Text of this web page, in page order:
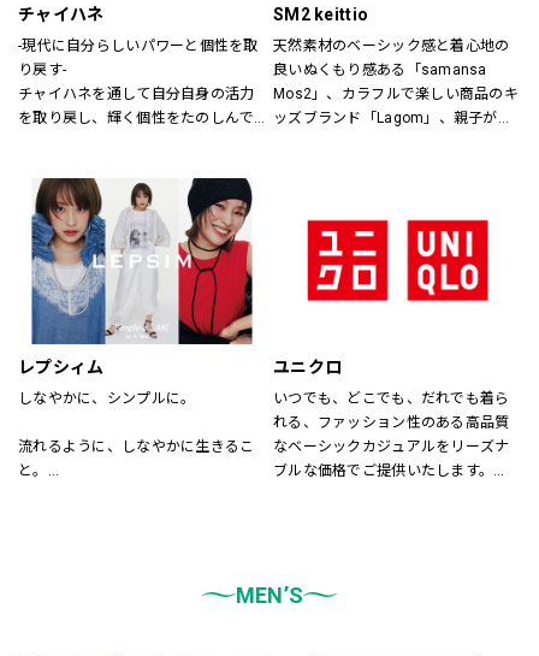
チャイハネ
-現代に自分らしいパワーと個性を取
り戻す-
チャイハネを通して自分自身の活力
を取り戻し、輝く個性をたのしんで
フスタイル提案や価値観の共有を計
り、現代生活において、必要な活気
を取り戻す力になりたいと考えてい
ます。
SM2 keittio
天然素材のベーシック感と着心地の
良いぬくもり感ある「samansa
Mos2」、カラフルで楽しい商品のキ
ッズブランド「Lagom」、親子が楽
レプシィム
しなやかに、シンプルに。
流れるように、しなやかに生きるこ
と。
大人女性に似合うスタイルを提案し
ユニクロ
いつでも、どこでも、だれでも着ら
れる、ファッション性のある高品質
なベーシックカジュアルをリーズナ
ブルな価格でご提供いたします。
などをゾーンに分けて配置し、広
MEN’S